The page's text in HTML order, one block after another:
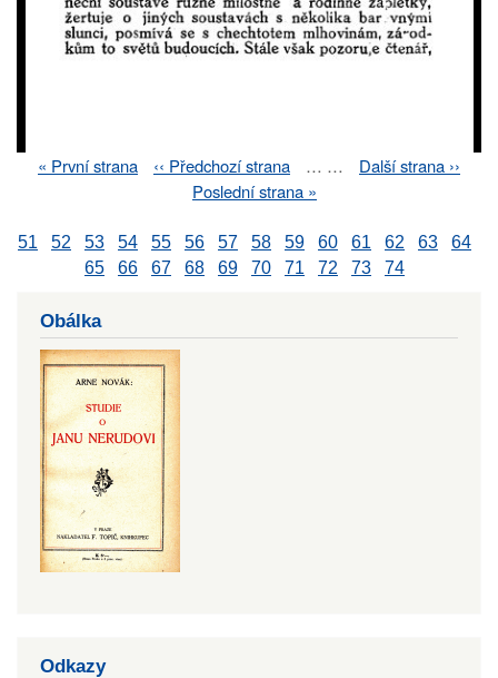
First
« První strana
Previous
‹‹ Předchozí strana … …
Next
Další strana ››
Last
Poslední strana »
51 52 53 54 55 56 57 58 59 60 61 62 63
64
65
66 67 68 69 70 71 72 73 74
Obálka
Odkazy